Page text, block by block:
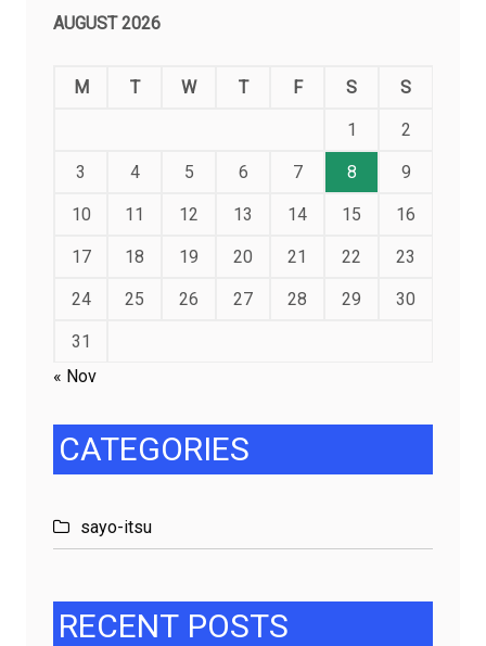
AUGUST 2026
M T W T F S S
1 2
3 4 5 6 7 8 9
10 11 12 13 14 15 16
17 18 19 20 21 22 23
24 25 26 27 28 29 30
31
« Nov
CATEGORIES
sayo-itsu
RECENT POSTS